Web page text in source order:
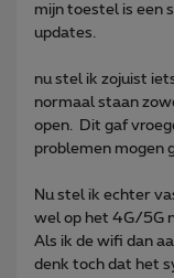
mijn toestel is een
updates.
nu stel ik zojuist
normaal staan
open. Dit gaf
problemen mogen
Nu stel ik echter
wel op het 4G/5G
Als ik de wifi dan
denk toch dat het